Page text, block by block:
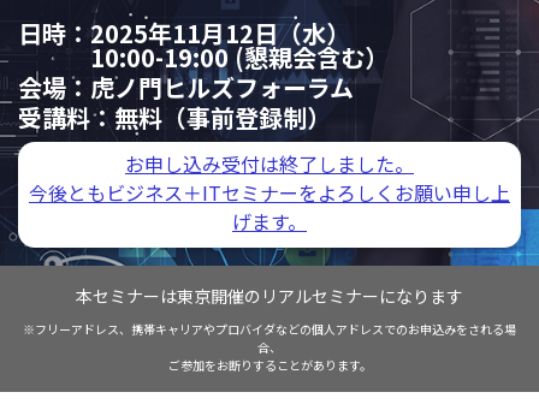
日時： 2025年11月12日（水）
10:00-19:00 (懇親会含む）
会場： 虎ノ門ヒルズフォーラム
受講料：無料（事前登録制）
お申し込み受付は終了しました。
今後ともビジネス＋ITセミナーをよろしくお願い申し上
げます。
本セミナーは東京開催のリアルセミナーになります
※フリーアドレス、携帯キャリアやプロバイダなどの個人アドレスでのお申込みをされる場
合、
ご参加をお断りすることがあります。